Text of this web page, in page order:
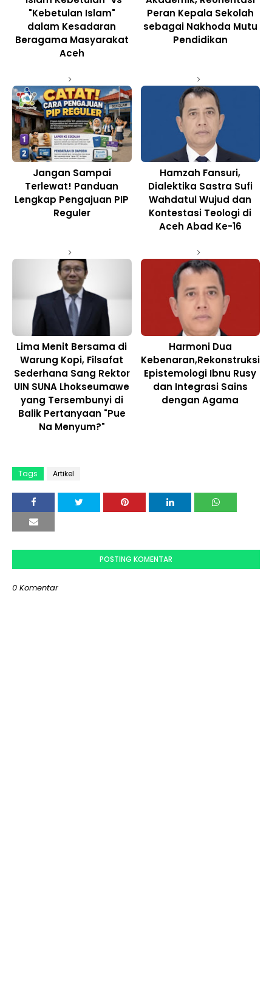
"Kebetulan Islam"
dalam Kesadaran
Beragama Masyarakat
Aceh
Peran Kepala Sekolah
sebagai Nakhoda Mutu
Pendidikan
Jangan Sampai
Terlewat! Panduan
Lengkap Pengajuan PIP
Reguler
Hamzah Fansuri,
Dialektika Sastra Sufi
Wahdatul Wujud dan
Kontestasi Teologi di
Aceh Abad Ke-16
Lima Menit Bersama di
Warung Kopi, Filsafat
Sederhana Sang Rektor
UIN SUNA Lhokseumawe
yang Tersembunyi di
Balik Pertanyaan "Pue
Na Menyum?"
Harmoni Dua
Kebenaran,Rekonstruksi
Epistemologi Ibnu Rusy
dan Integrasi Sains
dengan Agama
Tags Artikel
POSTING KOMENTAR
0 Komentar